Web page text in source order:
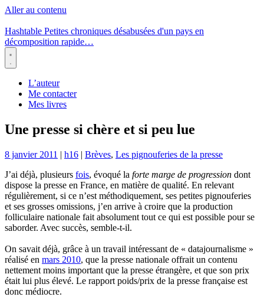
Aller au contenu
Hashtable Petites chroniques désabusées d'un pays en
décomposition rapide…
Menu
L’auteur
Me contacter
Mes livres
Une presse si chère et si peu lue
8 janvier 2011 | h16 | Brèves, Les pignouferies de la presse
J’ai déjà, plusieurs fois, évoqué la forte marge de progression dont
dispose la presse en France, en matière de qualité. En relevant
régulièrement, si ce n’est méthodiquement, ses petites pignouferies
et ses grosses omissions, j’en arrive à croire que la production
folliculaire nationale fait absolument tout ce qui est possible pour se
saborder. Avec succès, semble-t-il.
On savait déjà, grâce à un travail intéressant de « datajournalisme »
réalisé en mars 2010, que la presse nationale offrait un contenu
nettement moins important que la presse étrangère, et que son prix
était lui plus élevé. Le rapport poids/prix de la presse française est
donc médiocre.